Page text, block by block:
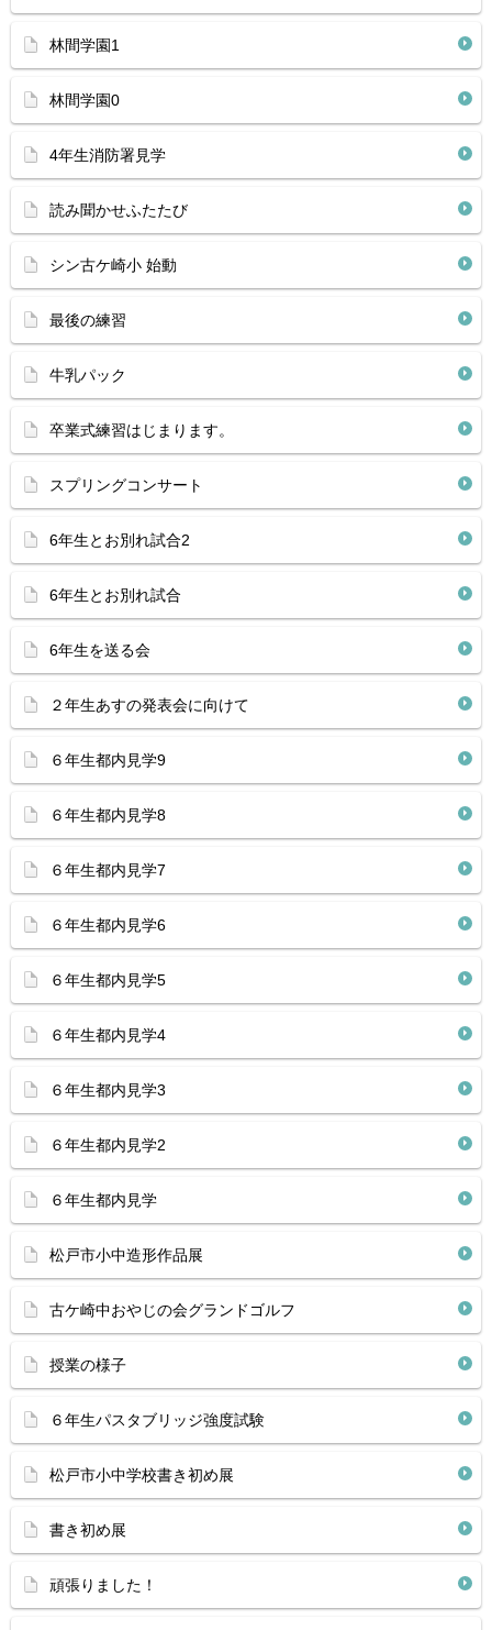
林間学園1
林間学園0
4年生消防署見学
読み聞かせふたたび
シン古ケ崎小 始動
最後の練習
牛乳パック
卒業式練習はじまります。
スプリングコンサート
6年生とお別れ試合2
6年生とお別れ試合
6年生を送る会
２年生あすの発表会に向けて
６年生都内見学9
６年生都内見学8
６年生都内見学7
６年生都内見学6
６年生都内見学5
６年生都内見学4
６年生都内見学3
６年生都内見学2
６年生都内見学
松戸市小中造形作品展
古ケ崎中おやじの会グランドゴルフ
授業の様子
６年生パスタブリッジ強度試験
松戸市小中学校書き初め展
書き初め展
頑張りました！